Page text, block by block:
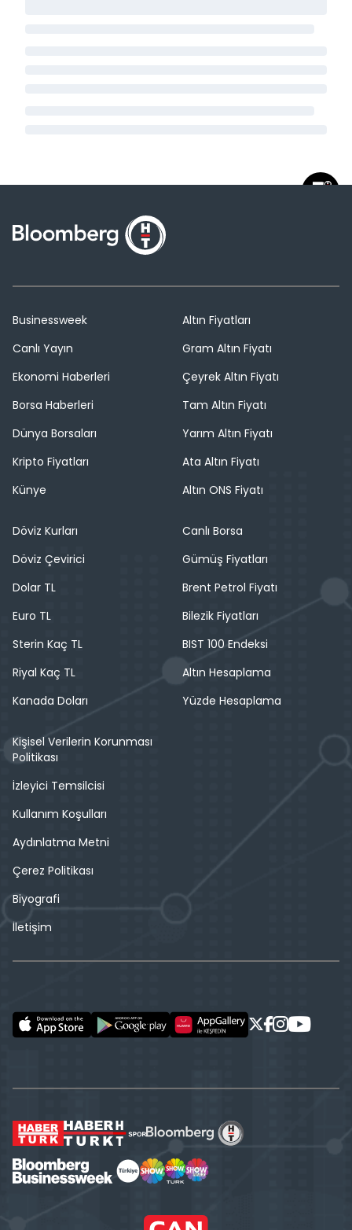
Businessweek
Canlı Yayın
Ekonomi Haberleri
Borsa Haberleri
Dünya Borsaları
Kripto Fiyatları
Künye
Altın Fiyatları
Gram Altın Fiyatı
Çeyrek Altın Fiyatı
Tam Altın Fiyatı
Yarım Altın Fiyatı
Ata Altın Fiyatı
Altın ONS Fiyatı
Döviz Kurları
Döviz Çevirici
Dolar TL
Euro TL
Sterin Kaç TL
Riyal Kaç TL
Kanada Doları
Canlı Borsa
Gümüş Fiyatları
Brent Petrol Fiyatı
Bilezik Fiyatları
BIST 100 Endeksi
Altın Hesaplama
Yüzde Hesaplama
Kişisel Verilerin Korunması
Politikası
İzleyici Temsilcisi
Kullanım Koşulları
Aydınlatma Metni
Çerez Politikası
Biyografi
İletişim